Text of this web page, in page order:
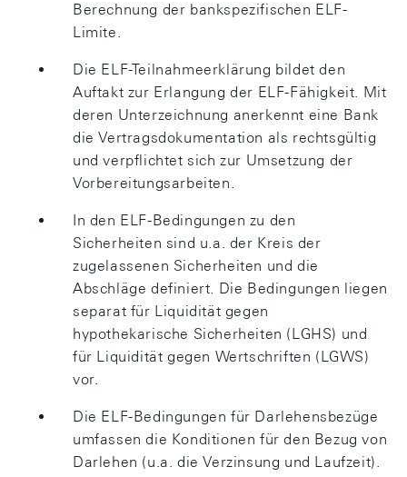
Berechnung der bankspezifischen ELF-
Limite.
Die ELF-Teilnahmeerklärung bildet den
Auftakt zur Erlangung der ELF-Fähigkeit. Mit
deren Unterzeichnung anerkennt eine Bank
die Vertragsdokumentation als rechtsgültig
und verpflichtet sich zur Umsetzung der
Vorbereitungsarbeiten.
In den ELF-Bedingungen zu den
Sicherheiten sind u.a. der Kreis der
zugelassenen Sicherheiten und die
Abschläge definiert. Die Bedingungen liegen
separat für Liquidität gegen
hypothekarische Sicherheiten (LGHS) und
für Liquidität gegen Wertschriften (LGWS)
vor.
Die ELF-Bedingungen für Darlehensbezüge
umfassen die Konditionen für den Bezug von
Darlehen (u.a. die Verzinsung und Laufzeit).